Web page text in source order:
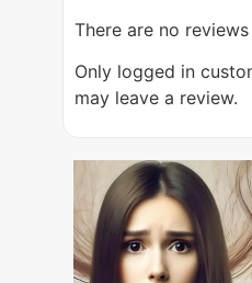
There are no
Only logged in
may leave a review.